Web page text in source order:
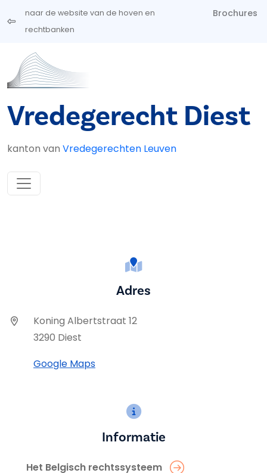
Overslaan en naar de inhoud gaan
naar de website van de hoven en
rechtbanken
Brochures
Vredegerecht Diest
kanton van Vredegerechten Leuven
Adres
Koning Albertstraat 12
3290 Diest
Google Maps
Informatie
Het Belgisch rechtssysteem